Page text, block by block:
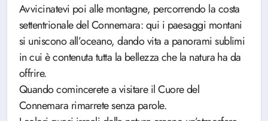
Avvicinatevi poi alle montagne, percorrendo la costa
settentrionale del Connemara: qui i paesaggi montani
si uniscono all’oceano, dando vita a panorami sublimi
in cui è contenuta tutta la bellezza che la natura ha da
offrire.
Quando comincerete a visitare il Cuore del
Connemara rimarrete senza parole.